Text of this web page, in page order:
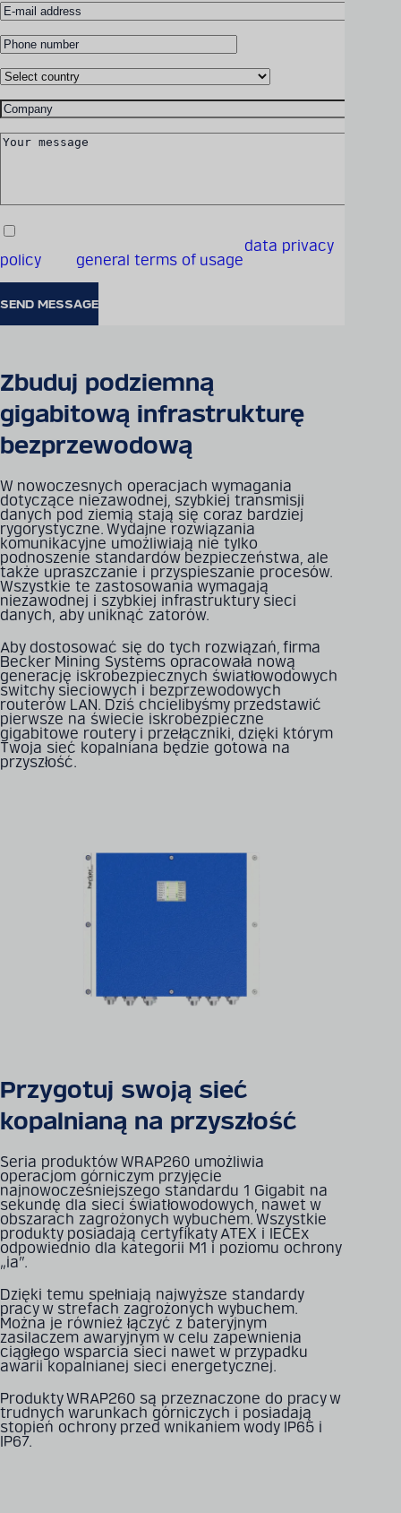
w naszym cyfrowym
katalogu
data privacy
policyand general terms of usage
Gigabitowe routery i
switche WRAP260
Zbuduj podziemną
gigabitową infrastrukturę
bezprzewodową
W nowoczesnych operacjach wymagania
dotyczące niezawodnej, szybkiej transmisji
danych pod ziemią stają się coraz bardziej
rygorystyczne. Wydajne rozwiązania
komunikacyjne umożliwiają nie tylko
podnoszenie standardów bezpieczeństwa, ale
także upraszczanie i przyspieszanie procesów.
Wszystkie te zastosowania wymagają
niezawodnej i szybkiej infrastruktury sieci
danych, aby uniknąć zatorów.
Aby dostosować się do tych rozwiązań, firma
Becker Mining Systems opracowała nową
generację iskrobezpiecznych światłowodowych
switchy sieciowych i bezprzewodowych
routerów LAN. Dziś chcielibyśmy przedstawić
pierwsze na świecie iskrobezpieczne
gigabitowe routery i przełączniki, dzięki którym
Twoja sieć kopalniana będzie gotowa na
przyszłość.
Przygotuj swoją sieć
kopalnianą na przyszłość
Seria produktów WRAP260 umożliwia
operacjom górniczym przyjęcie
najnowocześniejszego standardu 1 Gigabit na
sekundę dla sieci światłowodowych, nawet w
obszarach zagrożonych wybuchem. Wszystkie
produkty posiadają certyfikaty ATEX i IECEx
odpowiednio dla kategorii M1 i poziomu ochrony
„ia”.
Dzięki temu spełniają najwyższe standardy
pracy w strefach zagrożonych wybuchem.
Można je również łączyć z bateryjnym
zasilaczem awaryjnym w celu zapewnienia
ciągłego wsparcia sieci nawet w przypadku
awarii kopalnianej sieci energetycznej.
Produkty WRAP260 są przeznaczone do pracy w
trudnych warunkach górniczych i posiadają
stopień ochrony przed wnikaniem wody IP65 i
IP67.